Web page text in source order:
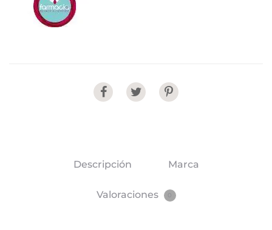
Share
Descripción Marca
Valoraciones